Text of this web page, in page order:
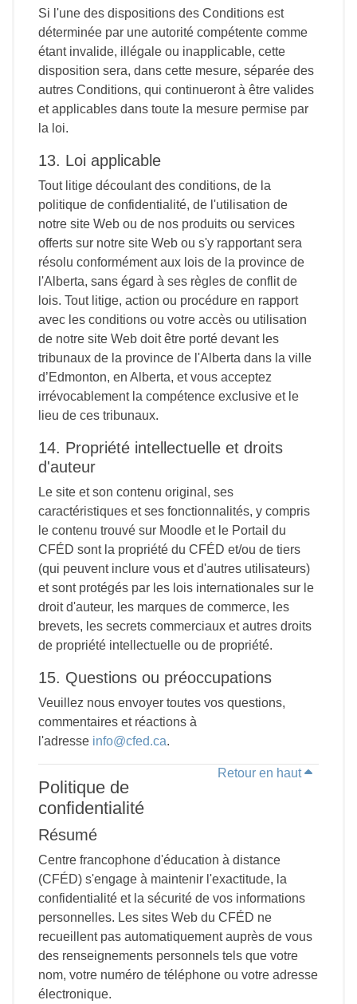
Si l'une des dispositions des Conditions est
déterminée par une autorité compétente comme
étant invalide, illégale ou inapplicable, cette
disposition sera, dans cette mesure, séparée des
autres Conditions, qui continueront à être valides
et applicables dans toute la mesure permise par
la loi.
13. Loi applicable
Tout litige découlant des conditions, de la
politique de confidentialité, de l'utilisation de
notre site Web ou de nos produits ou services
offerts sur notre site Web ou s'y rapportant sera
résolu conformément aux lois de la province de
l'Alberta, sans égard à ses règles de conflit de
lois. Tout litige, action ou procédure en rapport
avec les conditions ou votre accès ou utilisation
de notre site Web doit être porté devant les
tribunaux de la province de l'Alberta dans la ville
d’Edmonton, en Alberta, et vous acceptez
irrévocablement la compétence exclusive et le
lieu de ces tribunaux.
14. Propriété intellectuelle et droits
d'auteur
Le site et son contenu original, ses
caractéristiques et ses fonctionnalités, y compris
le contenu trouvé sur Moodle et le Portail du
CFÉD sont la propriété du CFÉD et/ou de tiers
(qui peuvent inclure vous et d'autres utilisateurs)
et sont protégés par les lois internationales sur le
droit d'auteur, les marques de commerce, les
brevets, les secrets commerciaux et autres droits
de propriété intellectuelle ou de propriété.
15. Questions ou préoccupations
Veuillez nous envoyer toutes vos questions,
commentaires et réactions à
l'adresse info@cfed.ca.
Retour en haut
Politique de
confidentialité
Résumé
Centre francophone d'éducation à distance
(CFÉD) s'engage à maintenir l'exactitude, la
confidentialité et la sécurité de vos informations
personnelles. Les sites Web du CFÉD ne
recueillent pas automatiquement auprès de vous
des renseignements personnels tels que votre
nom, votre numéro de téléphone ou votre adresse
électronique.